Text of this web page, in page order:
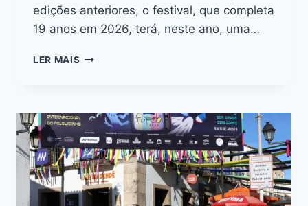
edições anteriores, o festival, que completa
19 anos em 2026, terá, neste ano, uma…
LER MAIS